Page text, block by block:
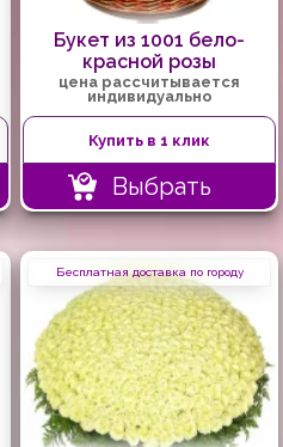
Букет из 1001 бело-
красной розы
цена рассчитывается
индивидуально
Купить в 1 клик
Выбрать
Бесплатная доставка по городу